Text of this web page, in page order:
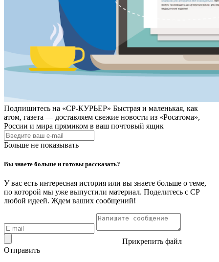
Подпишитесь на «СР-КУРЬЕР» Быстрая и маленькая, как
атом, газета — доставляем свежие новости из «Росатома»,
России и мира прямиком в ваш почтовый ящик
Больше не показывать
Вы знаете больше и готовы рассказать?
У вас есть интересная история или вы знаете больше о теме,
по которой мы уже выпустили материал. Поделитесь с СР
любой идеей. Ждем ваших сообщений!
Прикрепить файл
Отправить